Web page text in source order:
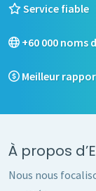
Service fiable
+60 000 noms
Meilleur
À propos
Nous nous